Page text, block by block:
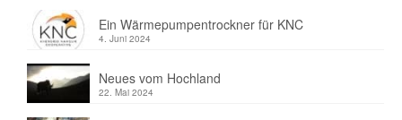
Ein Wärmepumpentrockner für KNC
4. Juni 2024
Neues vom Hochland
22. Mai 2024